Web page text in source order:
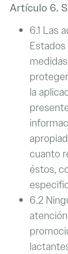
Artículo 6.
6.1 Las
la
cuanto
éstos,
6.2